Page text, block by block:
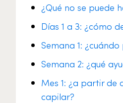
¿Qué no se puede
Días 1 a 3: ¿cómo
Semana 1:
Semana 2: ¿qué
Mes 1: ¿a partir de
capilar?